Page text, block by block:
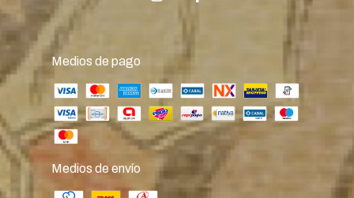
Medios de pago
Medios de envío